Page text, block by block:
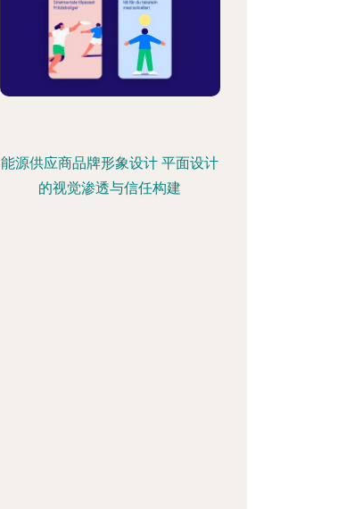
能源供应商品牌形象设计 平面设计
的视觉渗透与信任构建